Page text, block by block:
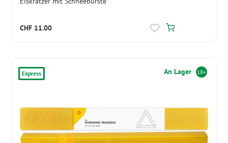
CHF 11.00
Express An Lager 10+